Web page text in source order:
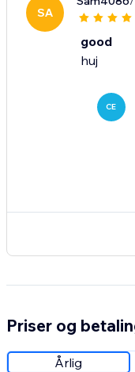
SA
good
huj
CE
Priser og
Årlig